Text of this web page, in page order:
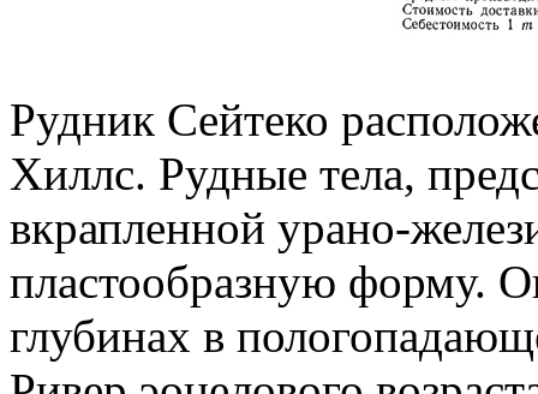
Рудник Сейтеко
Хиллс. Рудные тела,
вкрапленной урано-
пластообразную форму.
глубинах в